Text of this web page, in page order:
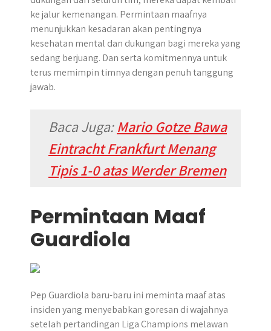
ke jalur kemenangan. Permintaan maafnya
menunjukkan kesadaran akan pentingnya
kesehatan mental dan dukungan bagi mereka yang
sedang berjuang. Dan serta komitmennya untuk
terus memimpin timnya dengan penuh tanggung
jawab.
Baca Juga:Mario Gotze Bawa
Eintracht Frankfurt Menang
Tipis 1-0 atas Werder Bremen
Permintaan Maaf
Guardiola
Pep Guardiola baru-baru ini meminta maaf atas
insiden yang menyebabkan goresan di wajahnya
setelah pertandingan Liga Champions melawan